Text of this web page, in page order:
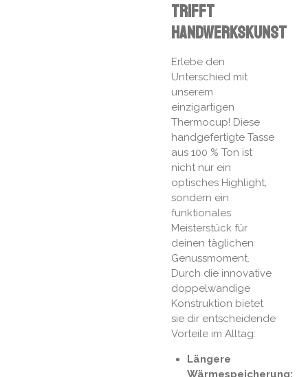
trifft
Handwerkskunst
Erlebe den
Unterschied mit
unserem
einzigartigen
Thermocup! Diese
handgefertigte Tasse
aus 100 % Ton ist
nicht nur ein
optisches Highlight,
sondern ein
funktionales
Meisterstück für
deinen täglichen
Genussmoment.
Durch die innovative
doppelwandige
Konstruktion bietet
sie dir entscheidende
Vorteile im Alltag:
Längere